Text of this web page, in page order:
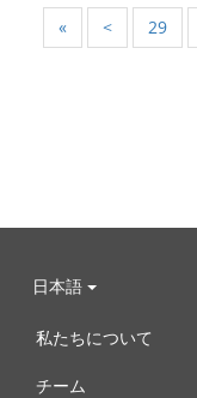
« < 29
日本語
私たちについて
チーム